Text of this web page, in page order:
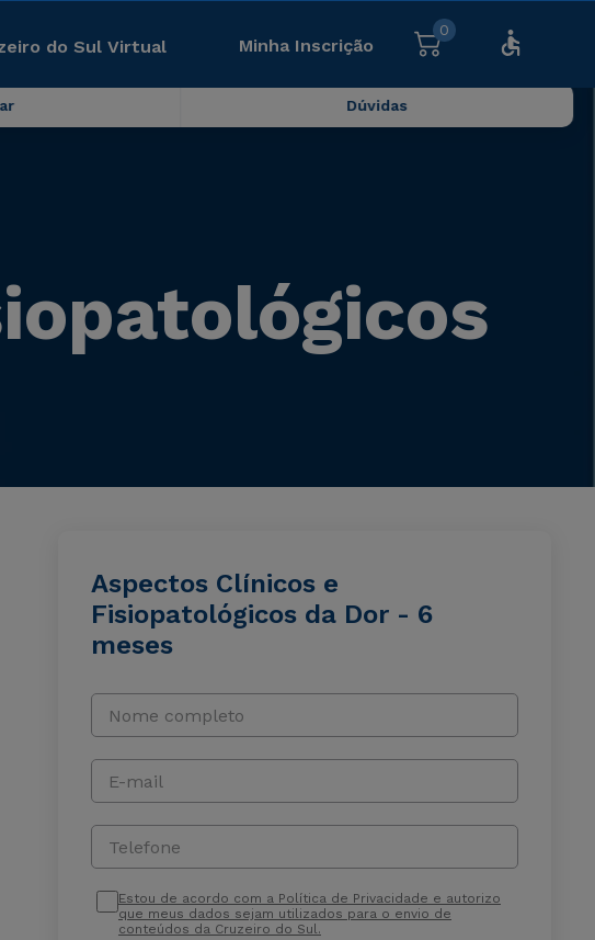
do Sul Virtual Minha Inscrição
0
Dúvidas
Aspectos Clínicos e
Fisiopatológicos da Dor - 6
meses
Nome completo
E-mail
Telefone
Estou de acordo com a Política de Privacidade e autorizo
que meus dados sejam utilizados para o envio de
conteúdos da Cruzeiro do Sul.